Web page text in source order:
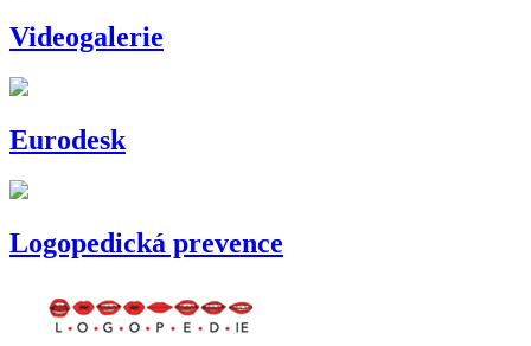
Videogalerie
Eurodesk
Logopedická prevence